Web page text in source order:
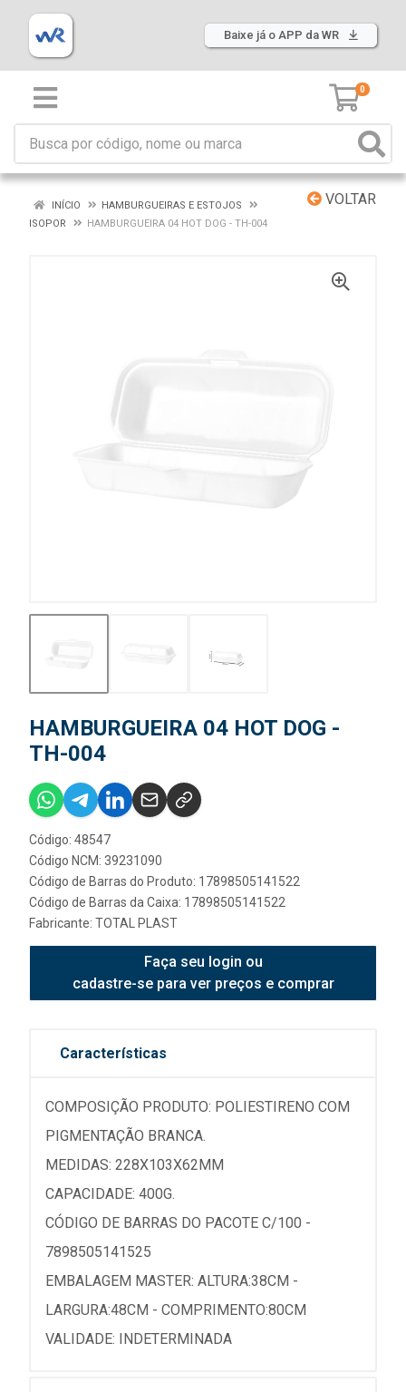
Baixe já o APP da WR
0
VOLTAR
INÍCIO
HAMBURGUEIRAS E ESTOJOS
ISOPOR
HAMBURGUEIRA 04 HOT DOG - TH-004
HAMBURGUEIRA 04 HOT DOG -
TH-004
Código: 48547
Código NCM: 39231090
Código de Barras do Produto: 17898505141522
Código de Barras da Caixa: 17898505141522
Fabricante: TOTAL PLAST
Faça seu login ou
cadastre-se para ver preços e comprar
Características
COMPOSIÇÃO PRODUTO: POLIESTIRENO COM
PIGMENTAÇÃO BRANCA.
MEDIDAS: 228X103X62MM
CAPACIDADE: 400G.
CÓDIGO DE BARRAS DO PACOTE C/100 -
7898505141525
EMBALAGEM MASTER: ALTURA:38CM -
LARGURA:48CM - COMPRIMENTO:80CM
VALIDADE: INDETERMINADA